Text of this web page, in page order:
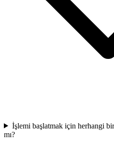
İşlemi başlatmak için herhangi
mı?